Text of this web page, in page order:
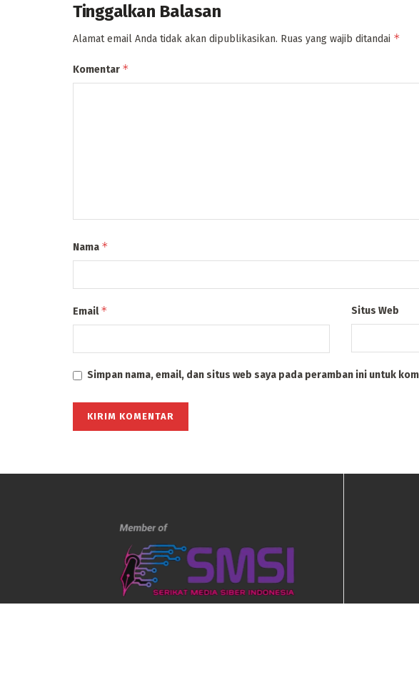
Tinggalkan Balasan
Alamat email Anda tidak akan dipublikasikan. Ruas yang wajib ditandai *
Komentar *
Nama *
Email* Situs Web
Simpan nama, email, dan situs web saya pada peramban ini untuk